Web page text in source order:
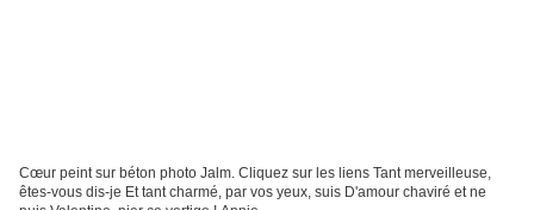
Cœur peint sur béton photo Jalm. Cliquez sur les liens Tant merveilleuse,
êtes-vous dis-je Et tant charmé, par vos yeux, suis D'amour chaviré et ne